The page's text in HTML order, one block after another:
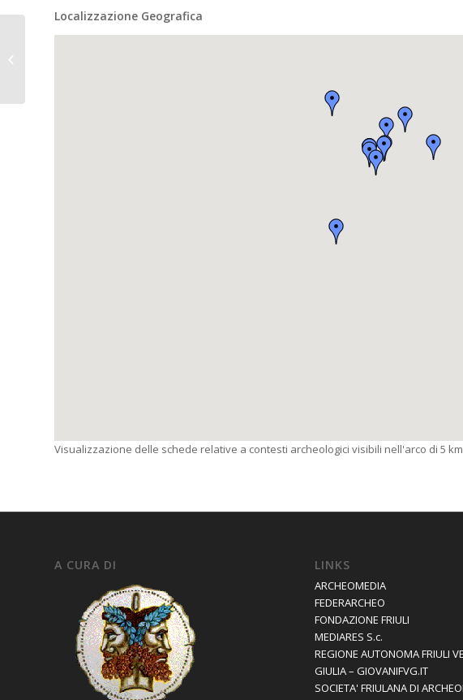
Localizzazione Geografica
Visualizzazione delle schede relative a contesti archeologici visibili nell'arco di 5
A CURA DI LINKS
ARCHEOMEDIA
FEDERARCHEO
FONDAZIONE FRIULI
MEDIARES S.c.
REGIONE AUTONOMA FRIULI
GIULIA – GIOVANIFVG.IT
SOCIETA' FRIULANA DI